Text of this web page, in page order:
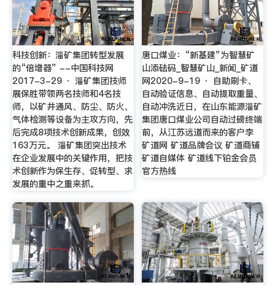
科技创新：淄矿集团转型发展
的“倍增器” --中国科技网
2017-3-29 · 淄矿集团技师
展保胜带领两名技师和4名技
师，以矿井通风、防尘、防火、
气体检测等设备为主攻方向，先
后完成8项技术创新成果，创效
163万元。 淄矿集团突出技术
在企业发展中的关键作用，把技
术创新作为保生存、促转型、求
发展的重中之重来抓。
唐口煤业：“新基建”为智慧矿
山添砝码_智慧矿山_新闻_矿道
网2020-9-19 · 自助刷卡、
自动验证信息、自动提取重量、
自动冲洗近日，在山东能源淄矿
集团唐口煤业公司自动过磅终端
前，从江苏远道而来的客户李
矿道网 矿道品牌会议 矿道商铺
矿道自媒体 矿道线下铂金会员
官方热线